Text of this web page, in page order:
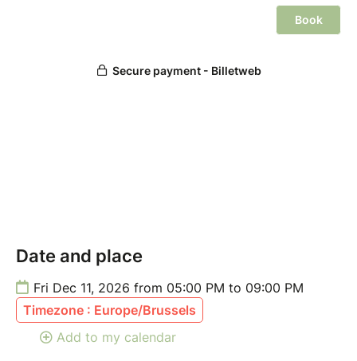
conditions générales
Date and place
Fri Dec 11, 2026 from 05:00 PM to 09:00 PM
Timezone : Europe/Brussels
Add to my calendar